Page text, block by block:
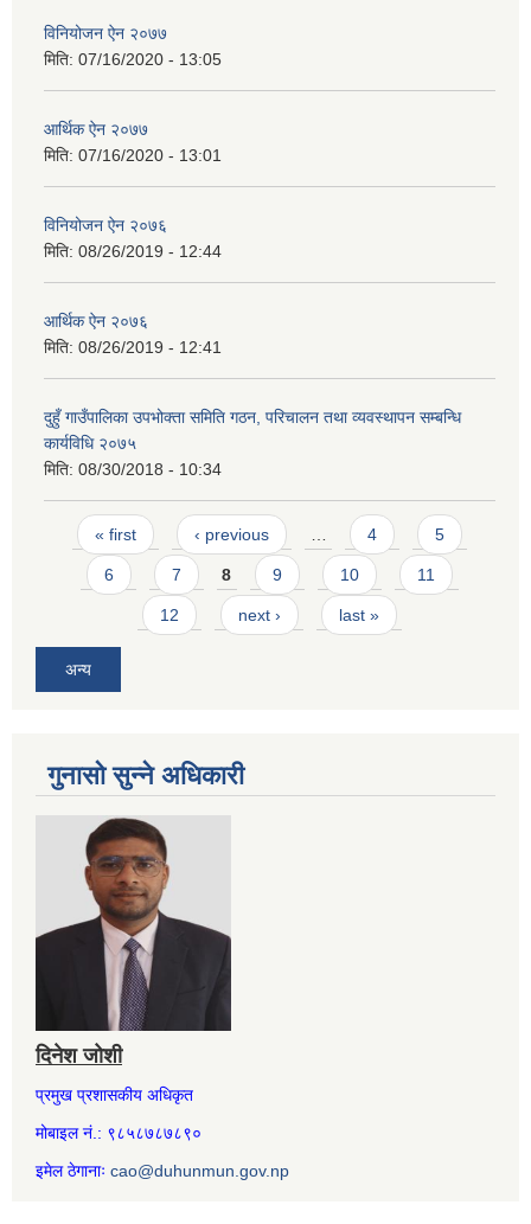
विनियोजन ऐन २०७७
मिति: 07/16/2020 - 13:05
आर्थिक ऐन २०७७
मिति: 07/16/2020 - 13:01
विनियोजन ऐन २०७६
मिति: 08/26/2019 - 12:44
आर्थिक ऐन २०७६
मिति: 08/26/2019 - 12:41
दुहुँ गाउँपालिका उपभोक्ता समिति गठन, परिचालन तथा व्यवस्थापन सम्बन्धि
कार्यविधि २०७५
मिति: 08/30/2018 - 10:34
Pages
« first ‹ previous 4 5
6 7 8 9 10 11
12 next › last »
अन्य
गुनासो सुन्ने अधिकारी
दिनेश जोशी
प्रमुख प्रशासकीय अधिकृत
मोबाइल नं.: ९८५८७८७८९०
इमेल ठेगानाः cao@duhunmun.gov.np